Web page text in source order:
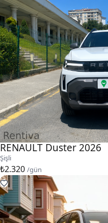
RENAULT Duster 2026
Şişli
₺2.320 /gün